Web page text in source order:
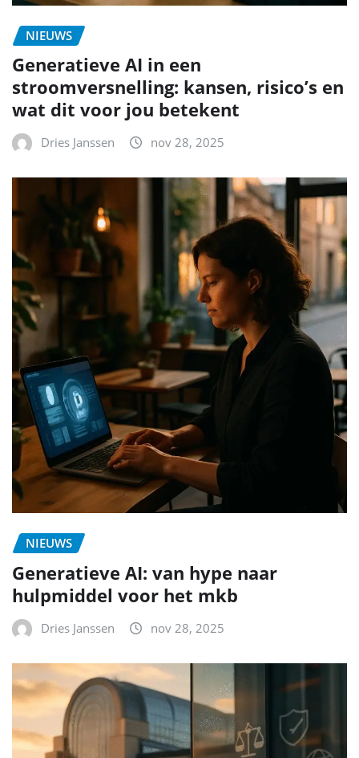
NIEUWS
Generatieve AI in een
stroomversnelling: kansen, risico’s en
wat dit voor jou betekent
Dries Janssen nov 28, 2025
NIEUWS
Generatieve AI: van hype naar
hulpmiddel voor het mkb
Dries Janssen nov 28, 2025